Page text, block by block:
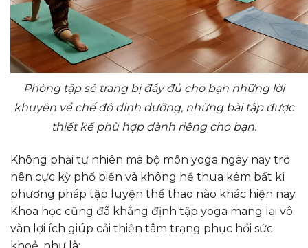
Phòng tập sẽ trang bị đầy đủ cho bạn những lời
khuyên về chế độ dinh dưỡng, những bài tập được
thiết kế phù hợp dành riêng cho bạn.
Không phải tự nhiên mà bộ môn yoga ngày nay trở
nên cực kỳ phổ biến và không hề thua kém bất kì
phương pháp tập luyện thể thao nào khác hiện nay.
Khoa học cũng đã khẳng định tập yoga mang lại vô
vàn lợi ích giúp cải thiện tâm trạng phục hồi sức